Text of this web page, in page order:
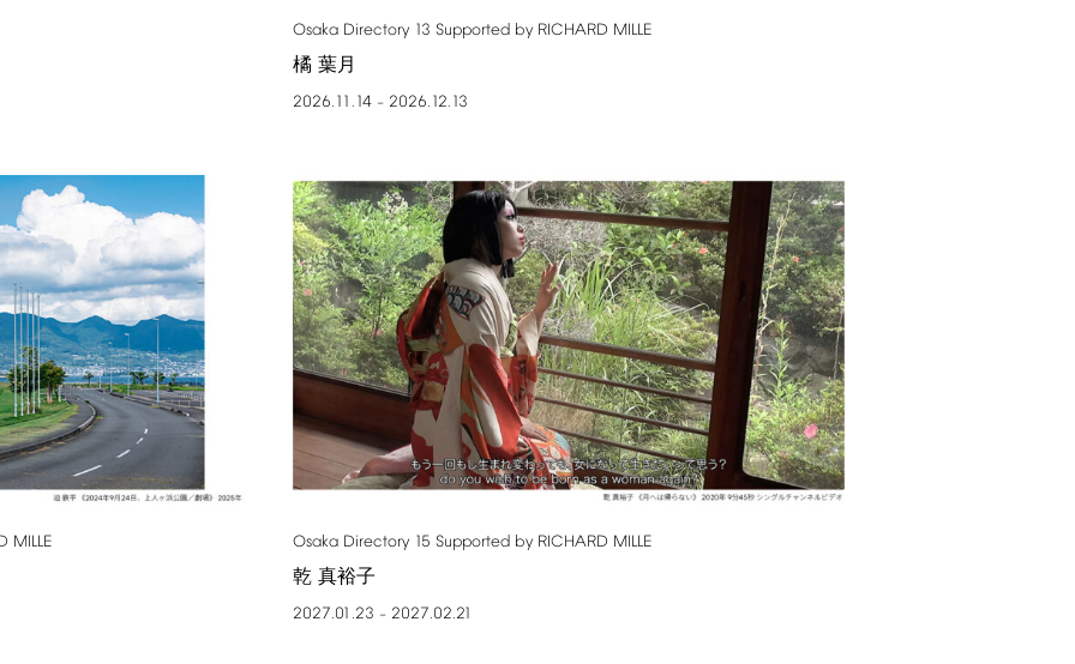
Osaka Directory 13 Supported by RICHARD MILLE
橘 葉月
2026.11.14 – 2026.12.13
MILLE Osaka Directory 15 Supported by RICHARD MILLE
乾 真裕子
2027.01.23 – 2027.02.21